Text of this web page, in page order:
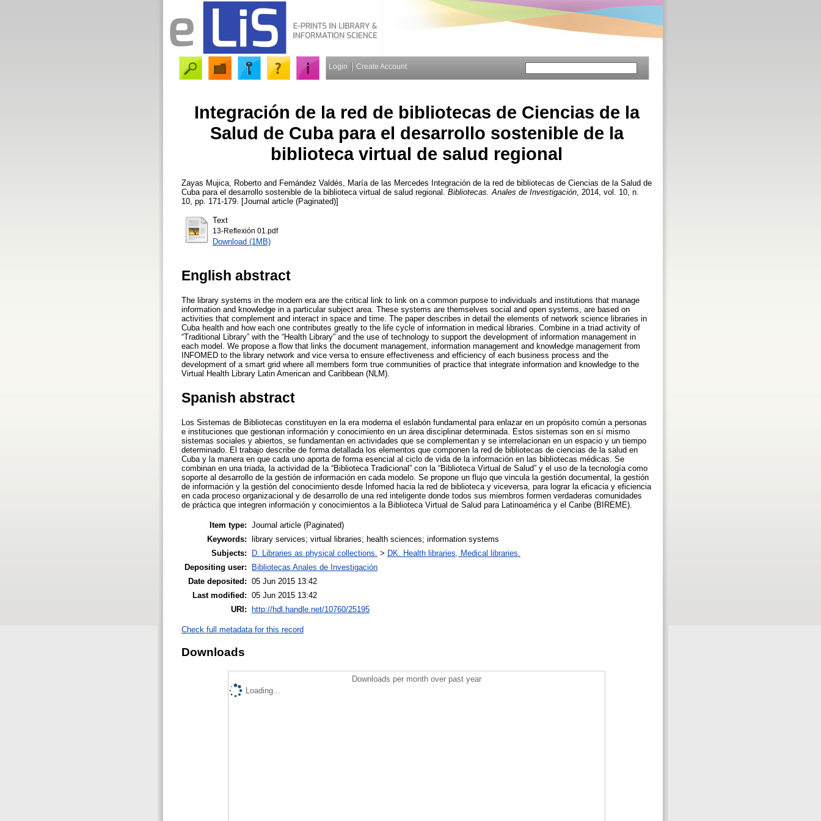
Login Create Account
Integración de la red de bibliotecas de Ciencias de la
Salud de Cuba para el desarrollo sostenible de la
biblioteca virtual de salud regional
Zayas Mujica, Roberto and Fernández Valdés, María de las Mercedes Integración de la red de bibliotecas de Ciencias de la Salud de
Cuba para el desarrollo sostenible de la biblioteca virtual de salud regional. Bibliotecas. Anales de Investigación , 2014, vol. 10, n.
10, pp. 171-179. [Journal article (Paginated)]
Text
13-Reflexión 01.pdf
Download (1MB)
English abstract
The library systems in the modern era are the critical link to link on a common purpose to individuals and institutions that manage
information and knowledge in a particular subject area. These systems are themselves social and open systems, are based on
activities that complement and interact in space and time. The paper describes in detail the elements of network science libraries in
Cuba health and how each one contributes greatly to the life cycle of information in medical libraries. Combine in a triad activity of
“Traditional Library” with the “Health Library” and the use of technology to support the development of information management in
each model. We propose a flow that links the document management, information management and knowledge management from
INFOMED to the library network and vice versa to ensure effectiveness and efficiency of each business process and the
development of a smart grid where all members form true communities of practice that integrate information and knowledge to the
Virtual Health Library Latin American and Caribbean (NLM).
Spanish abstract
Los Sistemas de Bibliotecas constituyen en la era moderna el eslabón fundamental para enlazar en un propósito común a personas
e instituciones que gestionan información y conocimiento en un área disciplinar determinada. Estos sistemas son en sí mismo
sistemas sociales y abiertos, se fundamentan en actividades que se complementan y se interrelacionan en un espacio y un tiempo
determinado. El trabajo describe de forma detallada los elementos que componen la red de bibliotecas de ciencias de la salud en
Cuba y la manera en que cada uno aporta de forma esencial al ciclo de vida de la información en las bibliotecas médicas. Se
combinan en una triada, la actividad de la “Biblioteca Tradicional” con la “Biblioteca Virtual de Salud” y el uso de la tecnología como
soporte al desarrollo de la gestión de información en cada modelo. Se propone un flujo que vincula la gestión documental, la gestión
de información y la gestión del conocimiento desde Infomed hacia la red de biblioteca y viceversa, para lograr la eficacia y eficiencia
en cada proceso organizacional y de desarrollo de una red inteligente donde todos sus miembros formen verdaderas comunidades
de práctica que integren información y conocimientos a la Biblioteca Virtual de Salud para Latinoamérica y el Caribe (BIREME).
Item type: Journal article (Paginated)
Keywords:
library services; virtual libraries; health sciences; information systems
Subjects:
D. Libraries as physical collections. > DK. Health libraries, Medical libraries.
Depositing user:
Bibliotecas Anales de Investigación
Date deposited: 05 Jun 2015 13:42
Last modified: 05 Jun 2015 13:42
URI:
http://hdl.handle.net/10760/25195
Check full metadata for this record
Downloads
Downloads per month over past year
Loading...